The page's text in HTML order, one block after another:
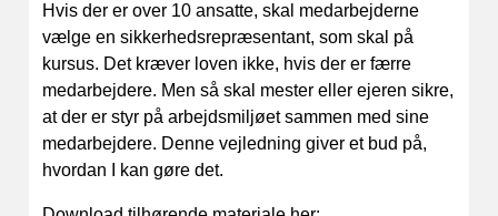
Hvis der er over 10 ansatte, skal medarbejderne
vælge en sikkerhedsrepræsentant, som skal på
kursus. Det kræver loven ikke, hvis der er færre
medarbejdere. Men så skal mester eller ejeren sikre,
at der er styr på arbejdsmiljøet sammen med sine
medarbejdere. Denne vejledning giver et bud på,
hvordan I kan gøre det.